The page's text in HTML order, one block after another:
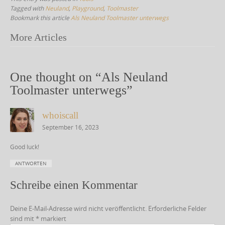
Tagged withNeuland, Playground, Toolmaster
Bookmark this article Als Neuland Toolmaster unterwegs
s
t
n
a
v
i
g
t
i
o
More Articles
One thought on “Als Neuland
Toolmaster unterwegs”
whoiscall
September 16, 2023
Good luck!
ANTWORTEN
Schreibe einen Kommentar
Deine E-Mail-Adresse wird nicht veröffentlicht. Erforderliche Felder
sind mit* markiert